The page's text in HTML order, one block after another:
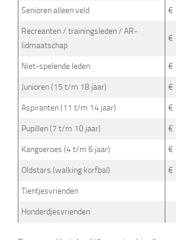
Senioren alleen veld €
Recreanten / trainingsleden / AR-
lidmaatschap
€
Niet-spelende leden €
Junioren (15 t/m 18 jaar) €
Aspiranten (11 t/m 14 jaar) €
Pupillen (7 t/m 10 jaar) €
Kangoeroes (4 t/m 6 jaar) €
Oldstars (walking korfbal) €
Tientjesvrienden
Honderdjesvrienden